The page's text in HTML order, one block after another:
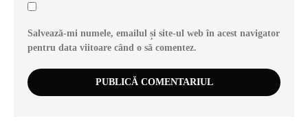
Salvează-mi numele, emailul și site-ul web în acest navigator
pentru data viitoare când o să comentez.